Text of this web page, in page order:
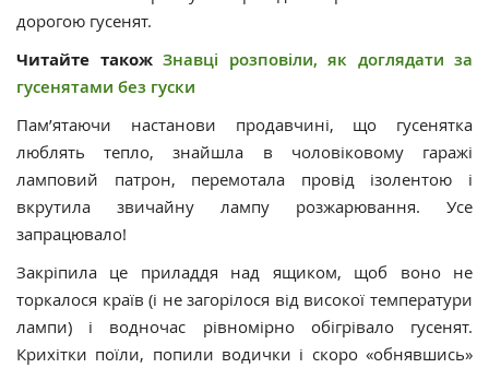
дорогою гусенят.
Читайте також Знавці розповіли, як доглядати за
гусенятами без гуски
Пам’ятаючи настанови продавчині, що гусенятка
люблять тепло, знайшла в чоловіковому гаражі
ламповий патрон, перемотала провід ізолентою і
вкрутила звичайну лампу розжарювання. Усе
запрацювало!
Закріпила це приладдя над ящиком, щоб воно не
торкалося країв (і не загорілося від високої температури
лампи) і водночас рівномірно обігрівало гусенят.
Крихітки поїли, попили водички і скоро «обнявшись»